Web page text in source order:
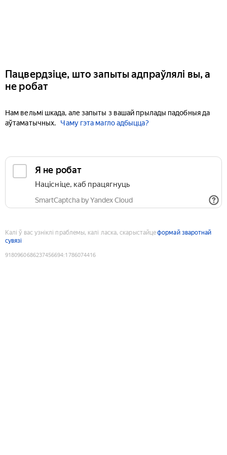
Пацвердзіце, што запыты адпраўлялі вы, а
не робат
Нам вельмі шкада, але запыты з вашай прылады падобныя да
аўтаматычных.
Чаму гэта магло адбыцца?
Я не робат
Націсніце, каб працягнуць
SmartCaptcha by Yandex Cloud
Калі ў вас узніклі праблемы, калі ласка, скарыстайцеформай зваротнай
сувязі
9180960686237456694:1786074416